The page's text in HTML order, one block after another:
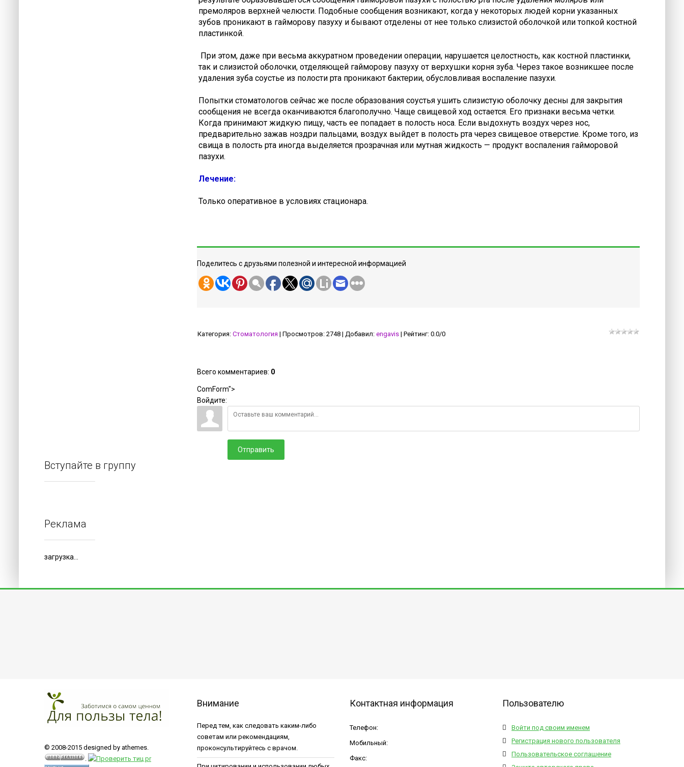
премоляров верхней челюсти. Подобные сообщения возникают, когда у некоторых людей корни указанных
зубов проникают в гайморову пазуху и бывают отделены от нее только слизистой оболочкой или топкой костной
пластинкой.
При этом, даже при весьма аккуратном проведении операции, нарушается целостность, как костной пластинки,
так и слизистой оболочки, отделяющей гайморову пазуху от верхушки корня зуба. Через такое возникшее после
удаления зуба соустье из полости рта проникают бактерии, обусловливая воспаление пазухи.
Попытки стоматологов сейчас же после образования соустья ушить слизистую оболочку десны для закрытия
сообщения не всегда оканчиваются благополучно. Чаще свищевой ход остается. Его признаки весьма четки.
Когда принимают жидкую пищу, часть ее попадает в полость носа. Если выдохнуть воздух через нос,
предварительно зажав ноздри пальцами, воздух выйдет в полость рта через свищевое отверстие. Кроме того, из
свища в полость рта иногда выделяется прозрачная или мутная жидкость — продукт воспаления гайморовой
пазухи.
Лечение:
Только оперативное в условиях стационара.
Поделитесь с друзьями полезной и интересной информацией
Категория: Стоматология | Просмотров: 2748 | Добавил: engavis | Рейтинг: 0.0/0
Всего комментариев: 0
ComForm">
Войдите:
Отправить
Вступайте в группу
Реклама
загрузка...
© 2008-2015 designed by athemes.
.
Внимание
Перед тем, как следовать каким-либо
советам или рекомендациям,
проконсультируйтесь с врачом.
Контактная информация
Телефон:
Мобильный:
Факс:
Пользователю
Войти под своим именем
Регистрация нового пользователя
Пользовательское соглашение